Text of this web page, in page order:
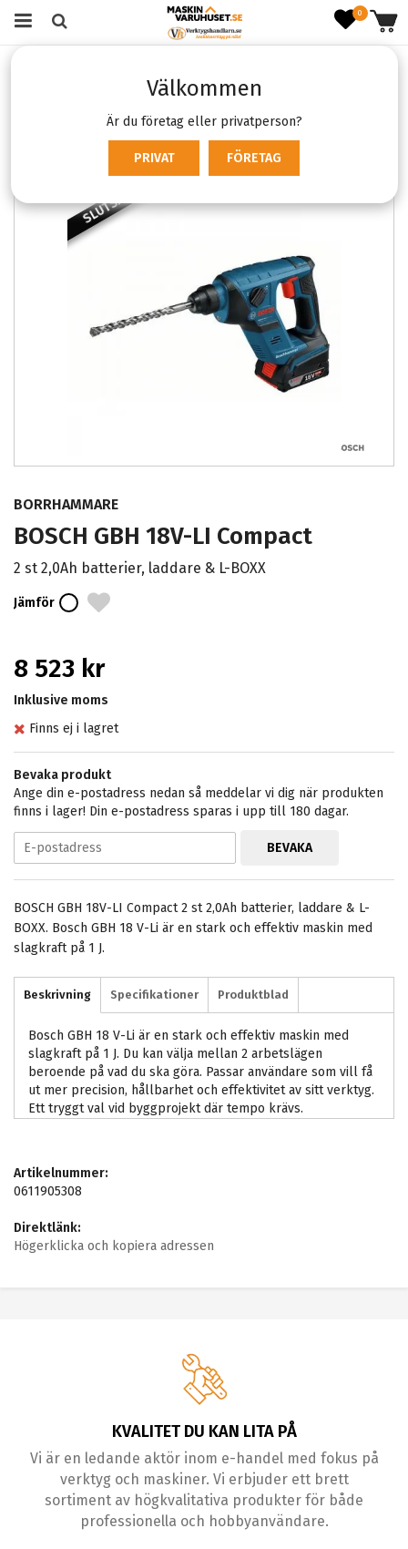
0
Välkommen
Är du företag eller privatperson?
PRIVAT FÖRETAG
Borr- & Bilningshammare
BOSCH GBH 18V-LI Compact
SLUTSÅLD
BORRHAMMARE
BOSCH GBH 18V-LI Compact
2 st 2,0Ah batterier, laddare & L-BOXX
Jämför
8 523 kr
Inklusive moms
Finns ej i lagret
Bevaka produkt
Ange din e-postadress nedan så meddelar vi dig när produkten
finns i lager! Din e-postadress sparas i upp till 180 dagar.
BEVAKA
BOSCH GBH 18V-LI Compact 2 st 2,0Ah batterier, laddare & L-
BOXX. Bosch GBH 18 V-Li är en stark och effektiv maskin med
slagkraft på 1 J.
Beskrivning Specifikationer Produktblad
Bosch GBH 18 V-Li är en stark och effektiv maskin med
slagkraft på 1 J. Du kan välja mellan 2 arbetslägen
beroende på vad du ska göra. Passar användare som vill få
ut mer precision, hållbarhet och effektivitet av sitt verktyg.
Ett tryggt val vid byggprojekt där tempo krävs.
Artikelnummer:
0611905308
Direktlänk:
Högerklicka och kopiera adressen
KVALITET DU KAN LITA PÅ
Vi är en ledande aktör inom e-handel med fokus på
verktyg och maskiner. Vi erbjuder ett brett
sortiment av högkvalitativa produkter för både
professionella och hobbyanvändare.